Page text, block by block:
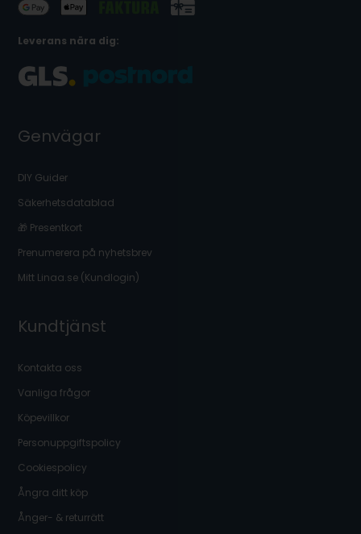
Leverans nära dig:
Genvägar
DIY Guider
Säkerhetsdatablad
🎁 Presentkort
Prenumerera på nyhetsbrev
Mitt Linaa.se (Kundlogin)
Kundtjänst
Kontakta oss
Vanliga frågor
Köpevillkor
Personuppgiftspolicy
Cookiespolicy
Ångra ditt köp
Ånger- & returrätt